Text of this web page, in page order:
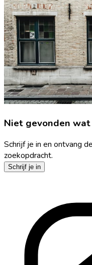
Niet gevonden
Schrijf je in en ontvang
zoekopdracht.
Schrijf je in